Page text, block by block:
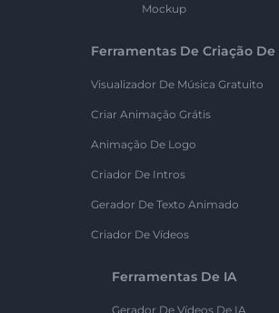
Mockup
Ferramentas De Criação De
Visualizador De Música Gratuito
Criar Animação Grátis
Animação De Logo
Criador De Intros
Gerador De Texto Animado
Criador De Vídeos
Ferramentas De IA
Gerador De Vídeos De IA